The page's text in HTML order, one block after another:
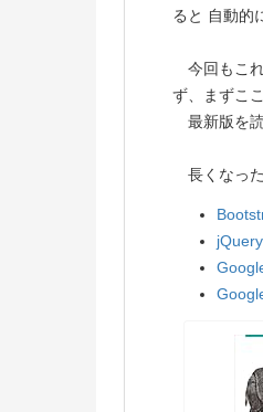
ると 自動的
今回もこ
ず、まずこ
最新版を
長くなった
jQuery